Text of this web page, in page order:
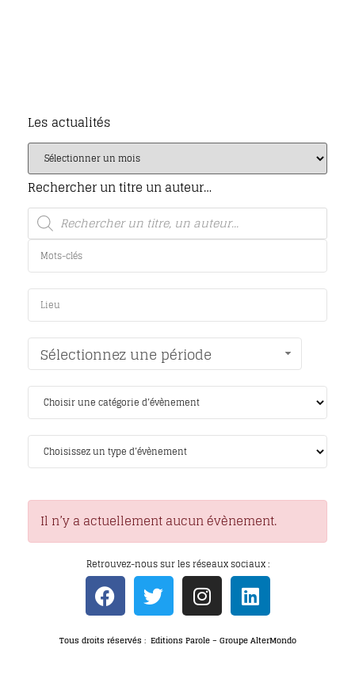
Les actualités
Rechercher un titre un auteur…
Sélectionnez une période
Il n’y a actuellement aucun évènement.
Retrouvez-nous sur les réseaux sociaux :
Tous droits réservés : Editions Parole – Groupe AlterMondo